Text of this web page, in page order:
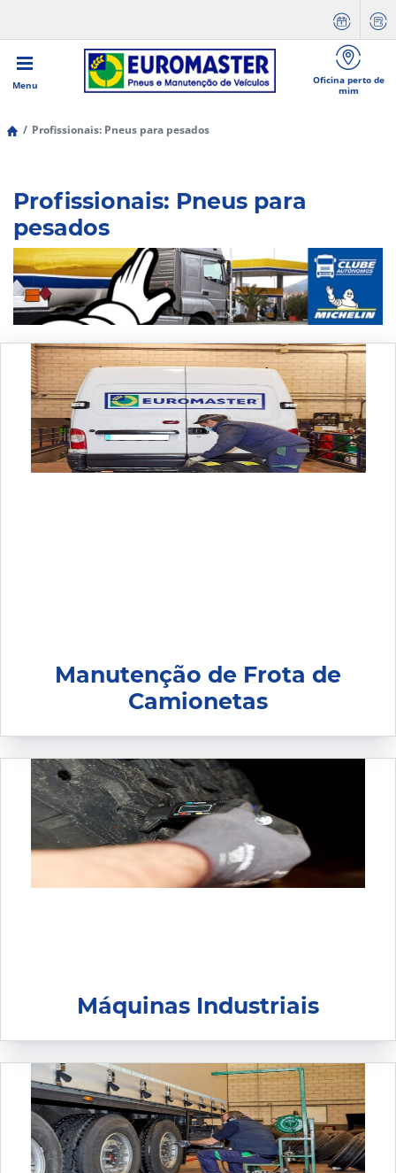
Menu
Oficina perto de
mim
Profissionais: Pneus para pesados
Profissionais: Pneus para
pesados
Manutenção de Frota de
Camionetas
Máquinas Industriais